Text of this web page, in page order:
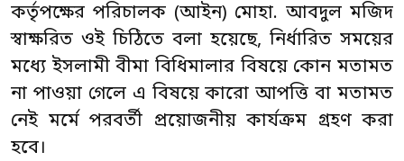
কর্তৃপক্ষের পরিচালক (আইন) মোহা. আবদুল মজিদ
স্বাক্ষরিত ওই চিঠিতে বলা হয়েছে, নির্ধারিত সময়ের
মধ্যে ইসলামী বীমা বিধিমালার বিষয়ে কোন মতামত
না পাওয়া গেলে এ বিষয়ে কারো আপত্তি বা মতামত
নেই মর্মে পরবর্তী প্রয়োজনীয় কার্যক্রম গ্রহণ করা
হবে।